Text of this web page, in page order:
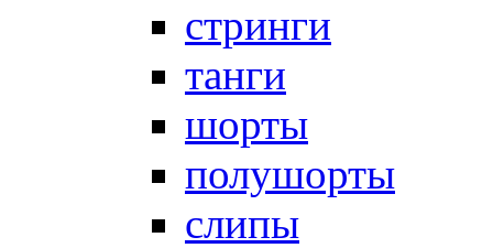
стринги
танги
шорты
полушорты
слипы